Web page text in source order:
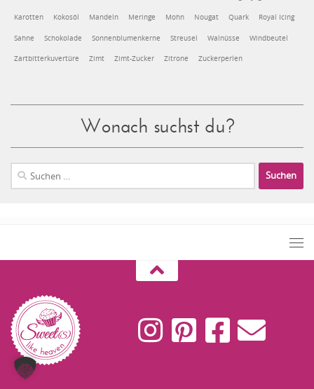
Karotten Kokosöl Mandeln Meringe Mohn Nougat Quark Royal Icing
Sahne Schokolade Sonnenblumenkerne Streusel Walnüsse Windbeutel
Zartbitterkuvertüre Zimt Zimt-Zucker Zitrone Zuckerperlen
Wonach suchst du?
Suchen
nach: